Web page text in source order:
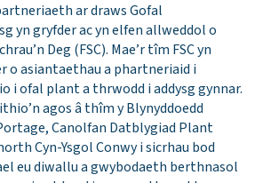
ar draws Gofal
yn gryfder ac yn elfen allweddol o
Deg (FSC). Mae’r tîm FSC yn
o asiantaethau a phartneriaid i
i ofal plant a thrwodd i addysg gynnar.
agos â thîm y Blynyddoedd
Canolfan Datblygiad Plant
Cyn-Ysgol Conwy i sicrhau bod
eu diwallu a gwybodaeth berthnasol